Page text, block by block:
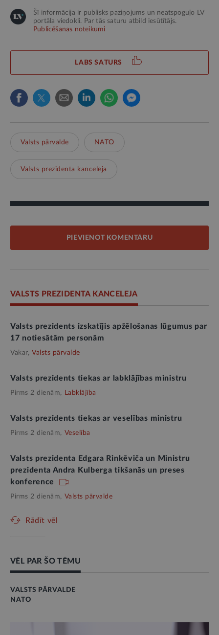
Šī informācija ir publisks paziņojums un neatspoguļo LV
portāla viedokli. Par tās saturu atbild iesūtītājs.
Publicēšanas noteikumi
LABS SATURS
Valsts pārvalde NATO
Valsts prezidenta kanceleja
PIEVIENOT KOMENTĀRU
VALSTS PREZIDENTA KANCELEJA
Valsts prezidents izskatījis apžēlošanas lūgumus par
17 notiesātām personām
Vakar, Valsts pārvalde
Valsts prezidents tiekas ar labklājības ministru
Pirms 2 dienām, Labklājība
Valsts prezidents tiekas ar veselības ministru
Pirms 2 dienām, Veselība
Valsts prezidenta Edgara Rinkēviča un Ministru
prezidenta Andra Kulberga tikšanās un preses
konference
Pirms 2 dienām, Valsts pārvalde
Rādīt vēl
VĒL PAR ŠO TĒMU
VALSTS PĀRVALDE
NATO